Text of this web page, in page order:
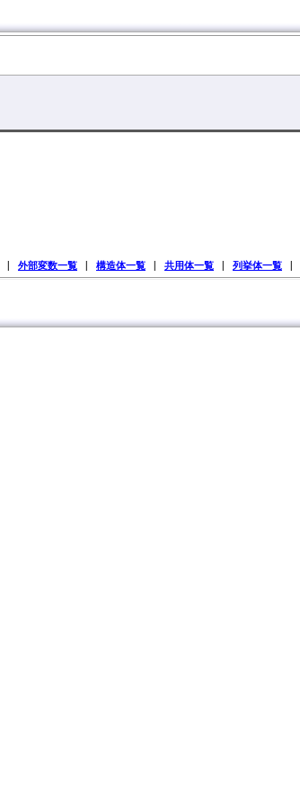
外部変数一覧 構造体一覧 共用体一覧 列挙体一覧